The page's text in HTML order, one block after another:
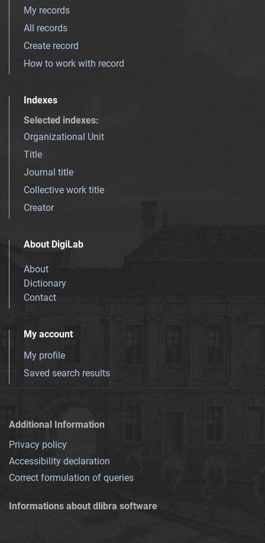
My records
All records
Create record
How to work with record
Indexes
Selected indexes:
Organizational Unit
Title
Journal title
Collective work title
Creator
About DigiLab
About
Dictionary
Contact
My account
My profile
Saved search results
Additional Information
Privacy policy
Accessibility declaration
Correct formulation of queries
Informations about dlibra software